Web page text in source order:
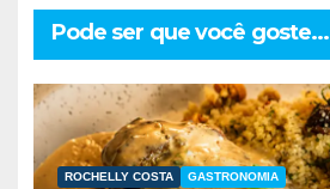
Pode ser que você goste...
ROCHELLY COSTA GASTRONOMIA